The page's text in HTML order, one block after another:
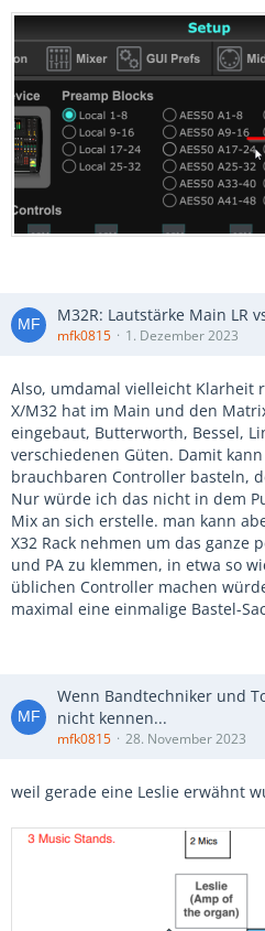
M32R: Lautstärke Main LR
mfk0815 1. Dezember 2023
Also, umdamal vielleicht Klarheit
X/M32 hat im Main und den
eingebaut, Butterworth, Bessel,
verschiedenen Güten. Damit
brauchbaren Controller basteln,
Nur würde ich das nicht in dem
Mix an sich erstelle. man kann
X32 Rack nehmen um das ganze
und PA zu klemmen, in etwa so
üblichen Controller machen
maximal eine einmalige Bastel-
Wenn Bandtechniker und
nicht kennen...
mfk0815 28. November 2023
weil gerade eine Leslie erwähnt